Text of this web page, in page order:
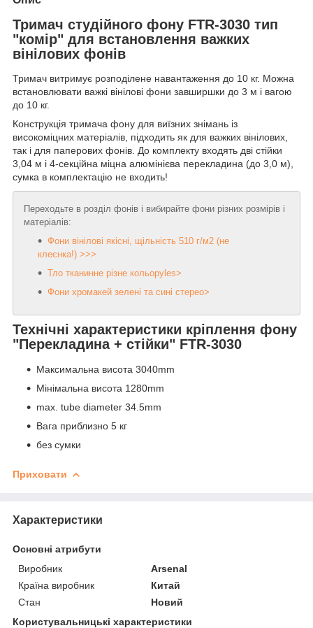
Тримач студійного фону FTR-3030 тип
"комір" для встановлення важких
вінілових фонів
Тримач витримує розподілене навантаження до 10 кг. Можна
встановлювати важкі вінілові фони завширшки до 3 м і вагою
до 10 кг.
Конструкція тримача фону для виїзних знімань із
високоміцних матеріалів, підходить як для важких вінілових,
так і для паперових фонів. До комплекту входять дві стійки
3,04 м і 4-секційна міцна алюмінієва перекладина (до 3,0 м),
сумка в комплектацію не входить!
Переходьте в розділ фонів і вибирайте фони різних розмірів і
матеріалів:
Фони вінілові якісні, щільність 510 г/м2 (не
клеєнка!) >>>
Тло тканинне різне кольоруles>
Фони хромакей зелені та сині стерео>
Технічні характеристики кріплення фону
"Перекладина + стійки" FTR-3030
Максимальна висота 3040mm
Мінімальна висота 1280mm
max. tube diameter 34.5mm
Вага приблизно 5 кг
без сумки
Приховати
Характеристики
Основні атрибути
Виробник
Arsenal
Країна виробник
Китай
Стан
Новий
Користувальницькі характеристики